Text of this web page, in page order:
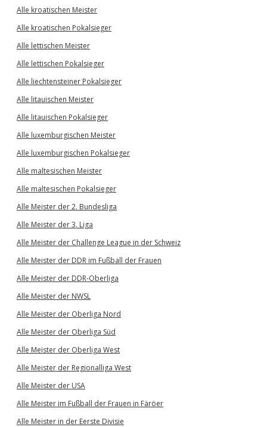
Alle kroatischen Meister
Alle kroatischen Pokalsieger
Alle lettischen Meister
Alle lettischen Pokalsieger
Alle liechtensteiner Pokalsieger
Alle litauischen Meister
Alle litauischen Pokalsieger
Alle luxemburgischen Meister
Alle luxemburgischen Pokalsieger
Alle maltesischen Meister
Alle maltesischen Pokalsieger
Alle Meister der 2. Bundesliga
Alle Meister der 3. Liga
Alle Meister der Challenge League in der Schweiz
Alle Meister der DDR im Fußball der Frauen
Alle Meister der DDR-Oberliga
Alle Meister der NWSL
Alle Meister der Oberliga Nord
Alle Meister der Oberliga Süd
Alle Meister der Oberliga West
Alle Meister der Regionalliga West
Alle Meister der USA
Alle Meister im Fußball der Frauen in Färöer
Alle Meister in der Eerste Divisie